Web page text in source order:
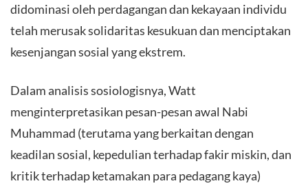
didominasi oleh perdagangan dan kekayaan individu
telah merusak solidaritas kesukuan dan menciptakan
kesenjangan sosial yang ekstrem.
Dalam analisis sosiologisnya, Watt
menginterpretasikan pesan-pesan awal Nabi
Muhammad (terutama yang berkaitan dengan
keadilan sosial, kepedulian terhadap fakir miskin, dan
kritik terhadap ketamakan para pedagang kaya)